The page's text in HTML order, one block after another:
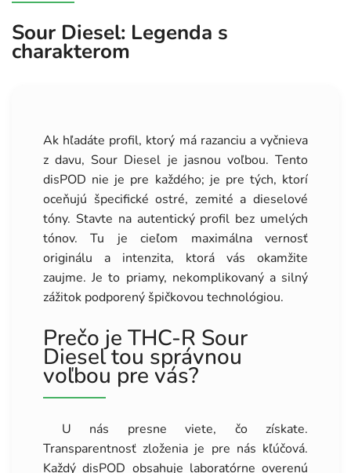
Sour Diesel: Legenda s
charakterom
Ak hľadáte profil, ktorý má razanciu a vyčnieva
z davu, Sour Diesel je jasnou voľbou. Tento
disPOD nie je pre každého; je pre tých, ktorí
oceňujú špecifické ostré, zemité a dieselové
tóny. Stavte na autentický profil bez umelých
tónov. Tu je cieľom maximálna vernosť
originálu a intenzita, ktorá vás okamžite
zaujme. Je to priamy, nekomplikovaný a silný
zážitok podporený špičkovou technológiou.
Prečo je THC-R Sour
Diesel tou správnou
voľbou pre vás?
U nás presne viete, čo získate.
Transparentnosť zloženia je pre nás kľúčová.
Každý disPOD obsahuje laboratórne overenú